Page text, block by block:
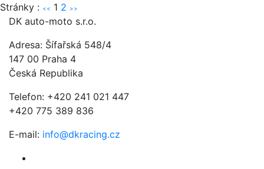
Stránky : << 1 2 >>
DK auto-moto s.r.o.
Adresa: Šífařská 548/4
147 00 Praha 4
Česká Republika
Telefon: +420 241 021 447
+420 775 389 836
E-mail: info@dkracing.cz